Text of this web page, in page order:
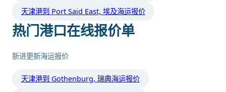
天津港到 Port Said East, 埃及海运报价
热门港口在线报价单
新进更新海运报价
天津港到 Gothenburg, 瑞典海运报价